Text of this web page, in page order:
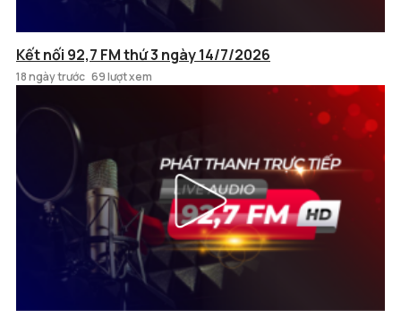
Kết nối 92,7 FM thứ 3 ngày 14/7/2026
18 ngày trước 69 lượt xem